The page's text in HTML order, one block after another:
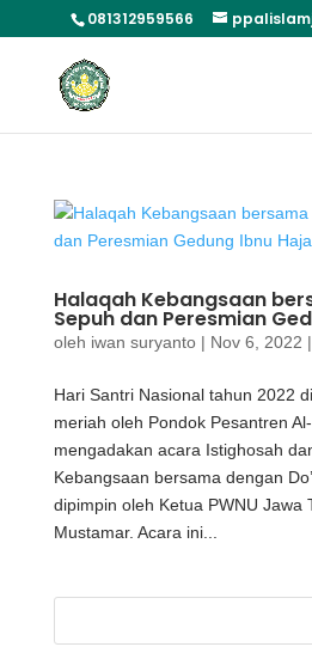
081312959566
Halaqah Kebangsaan
Sepuh dan Peresmian
oleh iwan suryanto| Nov 6, 2022 |
Hari Santri Nasional tahun 2022
meriah oleh Pondok Pesantren
mengadakan acara Istighosah
Kebangsaan bersama dengan
dipimpin oleh Ketua PWNU Jawa
Mustamar. Acara ini...